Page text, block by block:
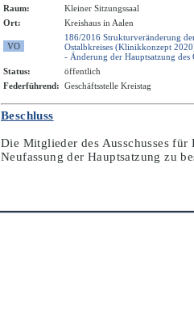
Raum:
Kleiner Sitzungssaal
Ort:
Kreishaus in Aalen
186/2016 Strukturveränderung
Ostalbkreises (Klinikkonzept
- Änderung der Hauptsatzung des
Status:
öffentlich
Federführend: Geschäftsstelle Kreistag
Beschluss
Die Mitglieder des Ausschusses für
Neufassung der Hauptsatzung zu